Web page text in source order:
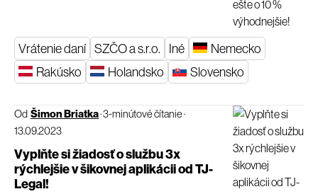
Vrátenie daní SZČO a s.r.o. Iné
Nemecko
Rakúsko
Holandsko Slovensko
Od Šimon Briatka·3-minútové čítanie·
13.09.2023
Vyplňte si žiadosť o službu 3x
rýchlejšie v šikovnej aplikácii od TJ-
Legal!